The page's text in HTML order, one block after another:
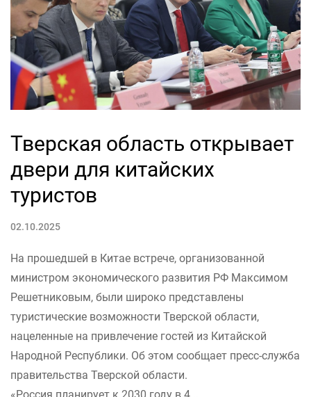
Тверская область открывает
двери для китайских
туристов
02.10.2025
На прошедшей в Китае встрече, организованной
министром экономического развития РФ Максимом
Решетниковым, были широко представлены
туристические возможности Тверской области,
нацеленные на привлечение гостей из Китайской
Народной Республики. Об этом сообщает пресс-служба
правительства Тверской области.